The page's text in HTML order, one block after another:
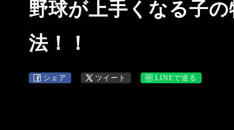
野球が上手くなる子
法！！
シェア ツイート LINEで送る